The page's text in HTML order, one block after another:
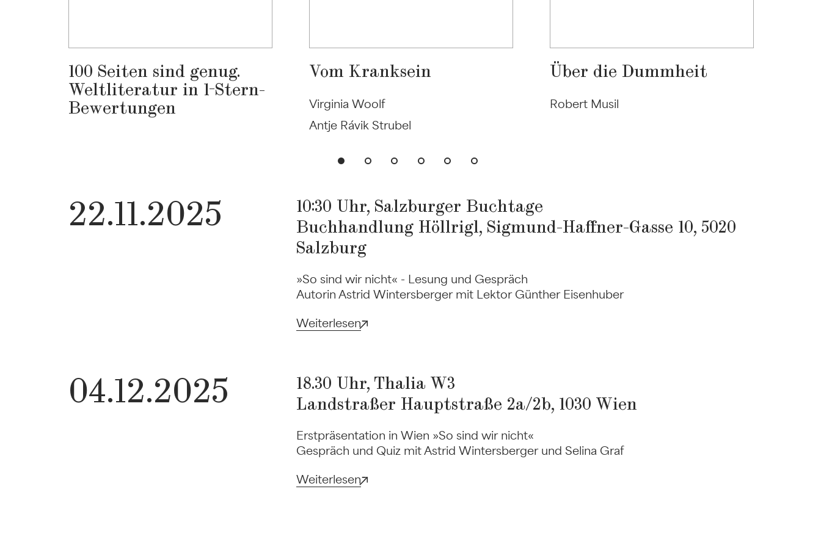
100 Seiten sind genug.
Weltliteratur in 1-Stern-
Bewertungen
Vom Kranksein
Virginia Woolf
Antje Rávik Strubel
Über die Dummheit
Robert Musil
22.11.2025
10:30 Uhr, Salzburger Buchtage
Buchhandlung Höllrigl, Sigmund-Haffner-Gasse 10, 5020
Salzburg
»So sind wir nicht« - Lesung und Gespräch
Autorin Astrid Wintersberger mit Lektor Günther Eisenhuber
Weiterlesen
04.12.2025
18.30 Uhr, Thalia W3
Landstraßer Hauptstraße 2a/2b, 1030 Wien
Erstpräsentation in Wien »So sind wir nicht«
Gespräch und Quiz mit Astrid Wintersberger und Selina Graf
Weiterlesen